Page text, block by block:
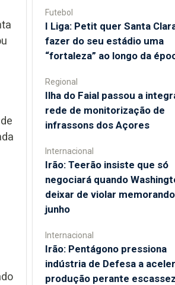
Futebol
I Liga: Petit quer Santa
fazer do seu estádio uma
“fortaleza” ao longo da
Regional
Ilha do Faial passou a
rede de monitorização de
infrassons dos Açores
Internacional
Irão: Teerão insiste que só
negociará quando
deixar de violar
junho
Internacional
Irão: Pentágono pressiona
indústria de Defesa a
produção perante